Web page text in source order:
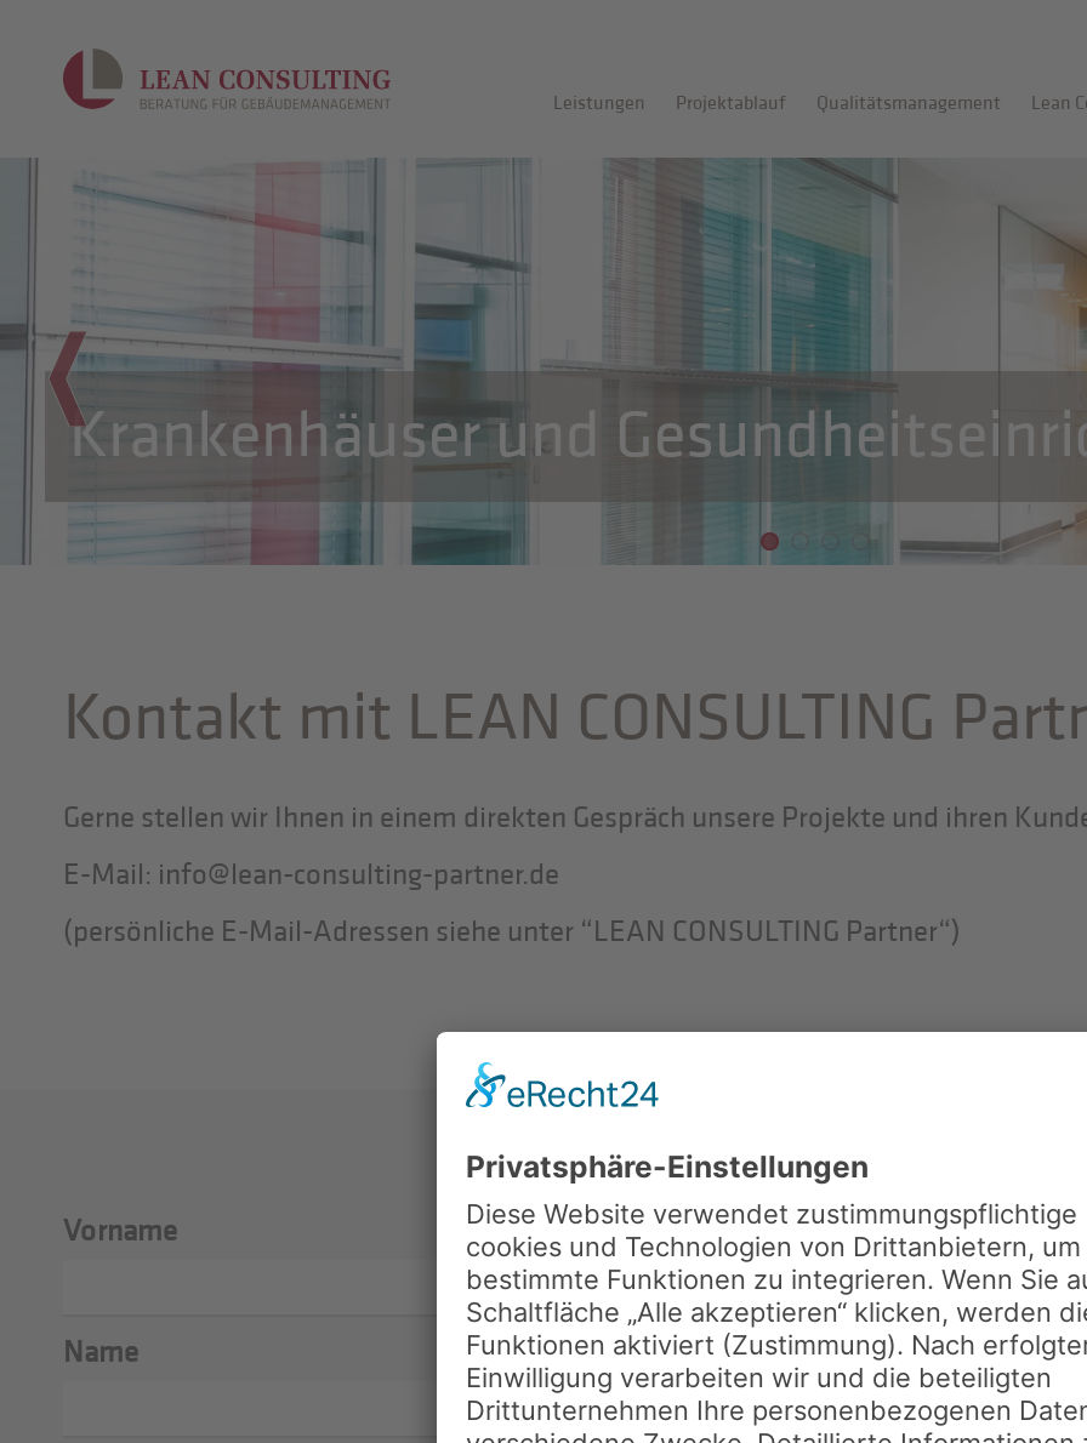
Leistungen Projektablauf Qualitätsmanagement Lean
Krankenhäuser und
Kontakt mit LEAN CONSULTING
Gerne stellen wir Ihnen in einem direkten Gespräch unsere Projekte und ihren
E-Mail: info@lean-consulting-partner.de
(persönliche E-Mail-Adressen siehe unter “LEAN CONSULTING Partner“)
Vorname
Name
Straße,
PLZ, Ort